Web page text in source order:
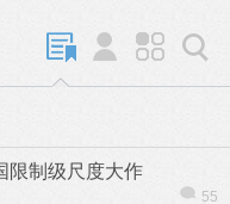
限制级尺度大作
55